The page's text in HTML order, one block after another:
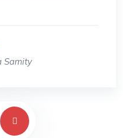
Samity